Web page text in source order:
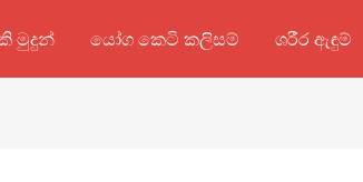
මුදුන් යෝග කෙටි කලිසම් ශරීර ඇඳුම්